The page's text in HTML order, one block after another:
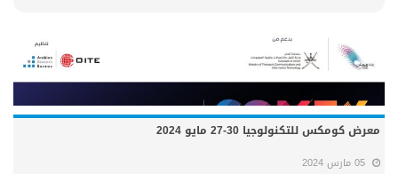
معرض كومكس للتكنولوجيا 30-27 مايو 2024
05 مارس 2024